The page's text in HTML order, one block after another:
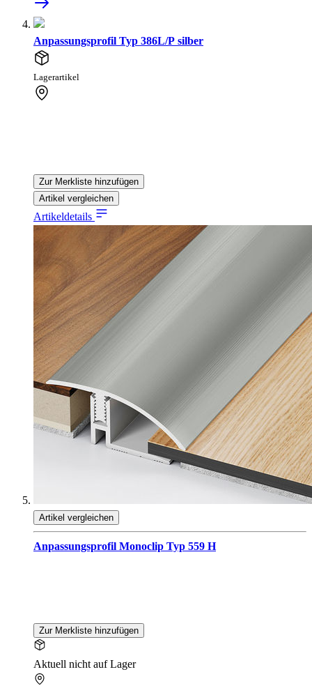
Anpassungsprofil Typ 386L/P silber
Lagerartikel
Zur Merkliste hinzufügen
Artikel vergleichen
Artikeldetails
Artikel vergleichen
Anpassungsprofil Monoclip Typ 559 H
Zur Merkliste hinzufügen
Aktuell nicht auf Lager